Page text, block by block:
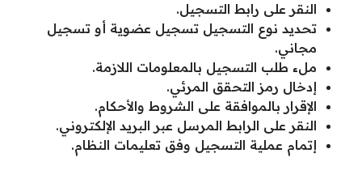
النقر على رابط التسجيل.
تحديد نوع التسجيل تسجيل عضوية أو تسجيل
مجاني.
ملء طلب التسجيل بالمعلومات اللازمة.
إدخال رمز التحقق المرئي.
الإقرار بالموافقة على الشروط والأحكام.
النقر على الرابط المرسل عبر البريد الإلكتروني.
إتمام عملية التسجيل وفق تعليمات النظام.